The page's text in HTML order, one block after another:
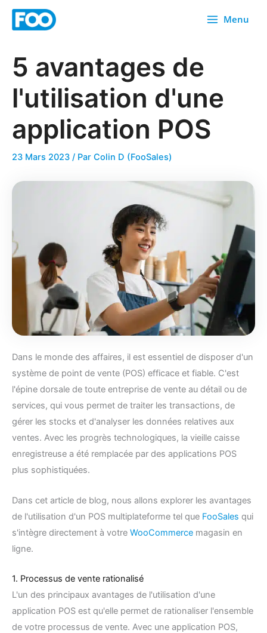
Skip
Menu
5 avantages de
l'utilisation d'une
application POS
23 Mars 2023 / Par Colin D (FooSales)
Dans le monde des affaires, il est essentiel de disposer d'un
système de point de vente (POS) efficace et fiable. C'est
l'épine dorsale de toute entreprise de vente au détail ou de
services, qui vous permet de traiter les transactions, de
gérer les stocks et d'analyser les données relatives aux
ventes. Avec les progrès technologiques, la vieille caisse
enregistreuse a été remplacée par des applications POS
plus sophistiquées.
Dans cet article de blog, nous allons explorer les avantages
de l'utilisation d'un POS multiplateforme tel que FooSales qui
s'intègre directement à votre WooCommerce magasin en
ligne.
1. Processus de vente rationalisé
L'un des principaux avantages de l'utilisation d'une
application POS est qu'elle permet de rationaliser l'ensemble
de votre processus de vente. Avec une application POS,